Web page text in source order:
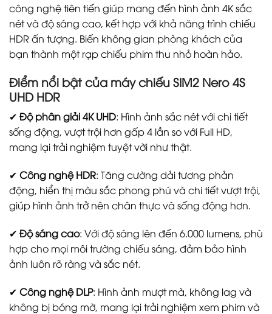
công nghệ tiên tiến giúp mang đến hình ảnh 4K sắc
nét và độ sáng cao, kết hợp với khả năng trình chiếu
HDR ấn tượng. Biến không gian phòng khách của
bạn thành một rạp chiếu phim thu nhỏ hoàn hảo.
Điểm nổi bật của máy chiếu SIM2 Nero 4S
UHD HDR
✔ Độ phân giải 4K UHD: Hình ảnh sắc nét với chi tiết
sống động, vượt trội hơn gấp 4 lần so với Full HD,
mang lại trải nghiệm tuyệt vời như thật.
✔ Công nghệ HDR: Tăng cường dải tương phản
động, hiển thị màu sắc phong phú và chi tiết vượt trội,
giúp hình ảnh trở nên chân thực và sống động hơn.
✔ Độ sáng cao: Với độ sáng lên đến 6.000 lumens, phù
hợp cho mọi môi trường chiếu sáng, đảm bảo hình
ảnh luôn rõ ràng và sắc nét.
✔ Công nghệ DLP: Hình ảnh mượt mà, không lag và
không bị bóng mờ, mang lại trải nghiệm xem phim và